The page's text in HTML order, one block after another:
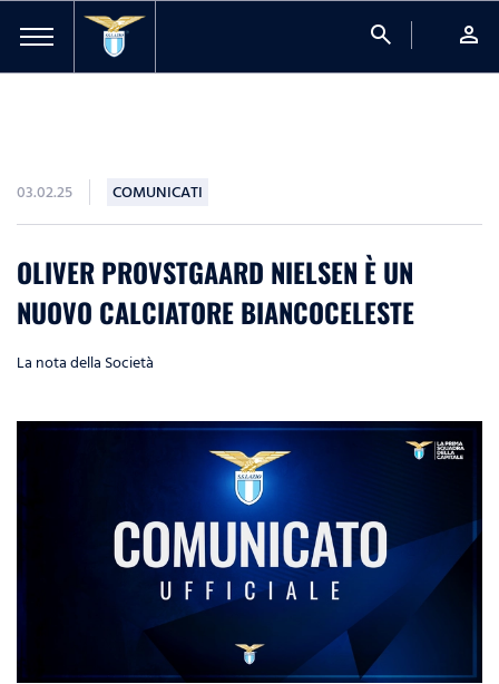
search person
03.02.25 COMUNICATI
OLIVER PROVSTGAARD NIELSEN È UN
NUOVO CALCIATORE BIANCOCELESTE
La nota della Società